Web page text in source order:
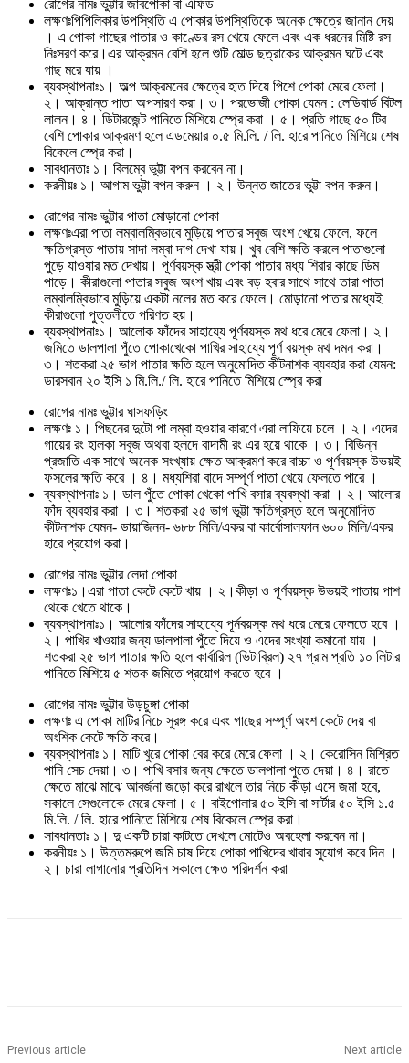
রোগের নামঃ ভুট্টার জাবপোকা বা এফিড
লক্ষণঃপিপিলিকার উপস্থিতি এ পোকার উপস্থিতিকে অনেক ক্ষেত্রে জানান দেয়
। এ পোকা গাছের পাতার ও কাণ্ডের রস খেয়ে ফেলে এবং এক ধরনের মিষ্টি রস
নিঃসরণ করে।এর আক্রমন বেশি হলে শুটি মোল্ড ছত্রাকের আক্রমন ঘটে এবং
গাছ মরে যায় ।
ব্যবস্থাপনাঃ১। অল্প আক্রমনের ক্ষেত্রে হাত দিয়ে পিশে পোকা মেরে ফেলা।
২। আক্রান্ত পাতা অপসারণ করা। ৩। পরভোজী পোকা যেমন : লেডিবার্ড বিটল
লালন। ৪। ডিটারজেন্ট পানিতে মিশিয়ে স্প্রে করা । ৫। প্রতি গাছে ৫০ টির
বেশি পোকার আক্রমণ হলে এডমেয়ার ০.৫ মি.লি. / লি. হারে পানিতে মিশিয়ে শেষ
বিকেলে স্প্রে করা।
সাবধানতাঃ ১। বিলম্বে ভুট্টা বপন করবেন না।
করনীয়ঃ ১। আগাম ভুট্টা বপন করুন । ২। উন্নত জাতের ভুট্টা বপন করুন।
রোগের নামঃ ভুট্টার পাতা মোড়ানো পোকা
লক্ষণঃএরা পাতা লম্বালম্বিভাবে মুড়িয়ে পাতার সবুজ অংশ খেয়ে ফেলে, ফলে
ক্ষতিগ্রস্ত পাতায় সাদা লম্বা দাগ দেখা যায়। খুব বেশি ক্ষতি করলে পাতাগুলো
পুড়ে যাওযার মত দেখায়। পূর্ণবয়স্ক স্ত্রী পোকা পাতার মধ্য শিরার কাছে ডিম
পাড়ে। কীরাগুলো পাতার সবুজ অংশ খায় এবং বড় হবার সাথে সাথে তারা পাতা
লম্বালম্বিভাবে মুড়িয়ে একটা নলের মত করে ফেলে। মোড়ানো পাতার মধ্যেই
কীরাগুলো পুত্তলীতে পরিণত হয়।
ব্যবস্থাপনাঃ১। আলোক ফাঁদের সাহায্যে পূর্ণবয়স্ক মথ ধরে মেরে ফেলা। ২।
জমিতে ডালপালা পুঁতে পোকাখেকো পাখির সাহায্যে পূর্ণ বয়স্ক মথ দমন করা।
৩। শতকরা ২৫ ভাগ পাতার ক্ষতি হলে অনুমোদিত কীটনাশক ব্যবহার করা যেমন:
ডারসবান ২০ ইসি ১ মি.লি./ লি. হারে পানিতে মিশিয়ে স্প্রে করা
রোগের নামঃ ভুট্টার ঘাসফড়িং
লক্ষণঃ ১। পিছনের দুটো পা লম্বা হওয়ার কারণে এরা লাফিয়ে চলে । ২। এদের
গায়ের রং হালকা সবুজ অথবা হলদে বাদামী রং এর হয়ে থাকে । ৩। বিভিন্ন
প্রজাতি এক সাথে অনেক সংখ্যায় ক্ষেত আক্রমণ করে বাচ্চা ও পূর্ণবয়স্ক উভয়ই
ফসলের ক্ষতি করে । ৪। মধ্যশিরা বাদে সম্পূর্ণ পাতা খেয়ে ফেলতে পারে ।
ব্যবস্থাপনাঃ ১। ডাল পুঁতে পোকা খেকো পাখি বসার ব্যবস্থা করা । ২। আলোর
ফাঁদ ব্যবহার করা । ৩। শতকরা ২৫ ভাগ ভূট্টা ক্ষতিগ্রস্ত হলে অনুমোদিত
কীটনাশক যেমন- ডায়াজিনন- ৬৮৮ মিলি/একর বা কার্বোসালফান ৬০০ মিলি/একর
হারে প্রয়োগ করা।
রোগের নামঃ ভুট্টার লেদা পোকা
লক্ষণঃ১।এরা পাতা কেটে কেটে খায় । ২।কীড়া ও পূর্ণবয়স্ক উভয়ই পাতায় পাশ
থেকে খেতে থাকে।
ব্যবস্থাপনাঃ১। আলোর ফাঁদের সাহায্যে পূর্নবয়স্ক মথ ধরে মেরে ফেলতে হবে ।
২। পাখির খাওয়ার জন্য ডালপালা পুঁতে দিয়ে ও এদের সংখ্যা কমানো যায় ।
শতকরা ২৫ ভাগ পাতার ক্ষতি হলে কার্বারিল (ভিটাব্রিল) ২৭ গ্রাম প্রতি ১০ লিটার
পানিতে মিশিয়ে ৫ শতক জমিতে প্রয়োগ করতে হবে ।
রোগের নামঃ ভুট্টার উড়চুঙ্গা পোকা
লক্ষণঃ এ পোকা মাটির নিচে সুরঙ্গ করে এবং গাছের সম্পূর্ণ অংশ কেটে দেয় বা
অংশিক কেটে ক্ষতি করে।
ব্যবস্থাপনাঃ ১। মাটি খুরে পোকা বের করে মেরে ফেলা । ২। কেরোসিন মিশ্রিত
পানি সেচ দেয়া। ৩। পাখি বসার জন্য ক্ষেতে ডালপালা পুতে দেয়া। ৪। রাতে
ক্ষেতে মাঝে মাঝে আবর্জনা জড়ো করে রাখলে তার নিচে কীড়া এসে জমা হবে,
সকালে সেগুলোকে মেরে ফেলা। ৫। বাইপোলার ৫০ ইসি বা সার্টার ৫০ ইসি ১.৫
মি.লি. / লি. হারে পানিতে মিশিয়ে শেষ বিকেলে স্প্রে করা।
সাবধানতাঃ ১। দু একটি চারা কাটতে দেখলে মোটেও অবহেলা করবেন না।
করনীয়ঃ ১। উত্তমরুপে জমি চাষ দিয়ে পোকা পাখিদের খাবার সুযোগ করে দিন ।
২। চারা লাগানোর প্রতিদিন সকালে ক্ষেত পরিদর্শন করা
Previous article Next article